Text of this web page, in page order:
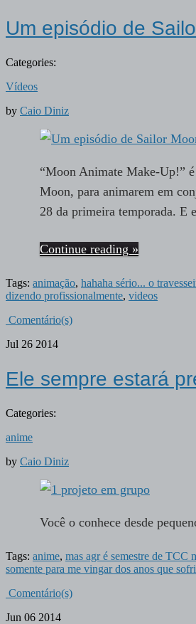
Um episódio de
Categories:
Vídeos
by Caio Diniz
“Moon Animate Make-Up!”
Moon, para animarem em
28 da primeira temporada.
Continue reading »
Tags: animação, hahaha sério... o
dizendo profissionalmente, videos
Comentário(s)
Jul 26 2014
Ele sempre estará
Categories:
anime
by Caio Diniz
Você o conhece desde
Tags: anime, mas agr é semestre de TCC
somente para me vingar dos anos que
Comentário(s)
Jun 06 2014